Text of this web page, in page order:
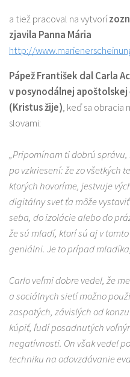
a tiež pracoval na vytvorí
zjavila Panna Mária
http://
Pápež František dal Carla
v posynodálnej
(Kristus žije), keď sa
slovami:
„Pripomínam ti dobrú
po vzkriesení: že zo všetkých
ktorých hovoríme, jestvuje
digitálny svet ťa môže
seba, do izolácie alebo do
že sú mladí, ktorí sú aj v
geniálni. Je to prípad
Carlo veľmi dobre vedel, že
a sociálnych sietí možno
zaspatých, závislých od
kúpiť, ľudí posadnutých
negatívnosti. On však vedel
techniku na odovzdávanie